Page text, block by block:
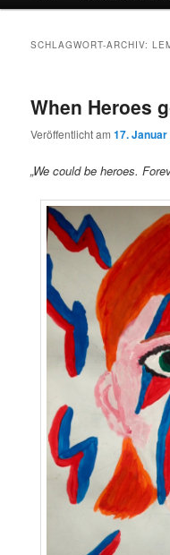
SCHLAGWORT-ARCHIV:
When Heroes
Veröffentlicht am17. Januar
„We could be heroes.